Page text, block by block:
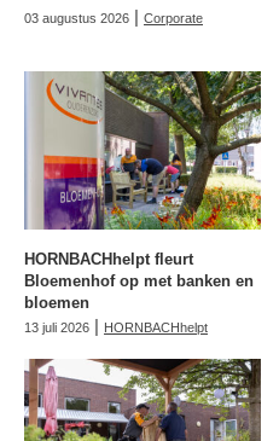
03 augustus 2026 | Corporate
HORNBACHhelpt fleurt
Bloemenhof op met banken en
bloemen
13 juli 2026 | HORNBACHhelpt